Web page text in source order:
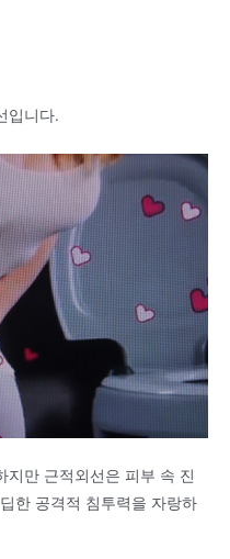
입니다.
지만 근적외선은 피부 속 진
한 공격적 침투력을 자랑하